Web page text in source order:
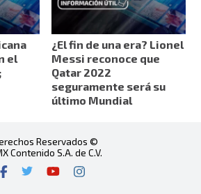
el
¿El fin de una era? Lionel
Messi reconoce que
Qatar 2022
seguramente será su
último Mundial
Reservados ©
Contenido S.A. de C.V.